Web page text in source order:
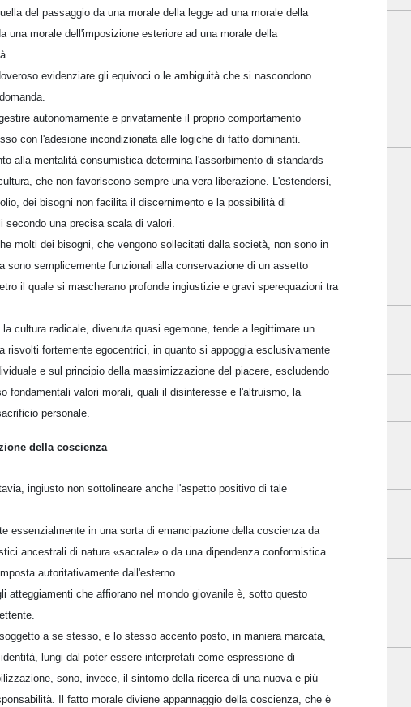
del passaggio da una morale della legge ad una morale della
una morale dell'imposizione esteriore ad una morale della
evidenziare gli equivoci o le ambiguità che si nascondono
autonomamente e privatamente il proprio comportamento
con l'adesione incondizionata alle logiche di fatto dominanti.
alla mentalità consumistica determina l'assorbimento di standards
che non favoriscono sempre una vera liberazione. L'estendersi,
dei bisogni non facilita il discernimento e la possibilità di
secondo una precisa scala di valori.
molti dei bisogni, che vengono sollecitati dalla società, non sono in
sono semplicemente funzionali alla conservazione di un assetto
il quale si mascherano profonde ingiustizie e gravi sperequazioni tra
la cultura radicale, divenuta quasi egemone, tende a legittimare un
risvolti fortemente egocentrici, in quanto si appoggia esclusivamente
e sul principio della massimizzazione del piacere, escludendo
fondamentali valori morali, quali il disinteresse e l'altruismo, la
personale.
della coscienza
ingiusto non sottolineare anche l'aspetto positivo di tale
essenzialmente in una sorta di emancipazione della coscienza da
ancestrali di natura «sacrale» o da una dipendenza conformistica
autoritativamente dall'esterno.
atteggiamenti che affiorano nel mondo giovanile è, sotto questo
soggetto a se stesso, e lo stesso accento posto, in maniera marcata,
lungi dal poter essere interpretati come espressione di
sono, invece, il sintomo della ricerca di una nuova e più
Il fatto morale diviene appannaggio della coscienza, che è